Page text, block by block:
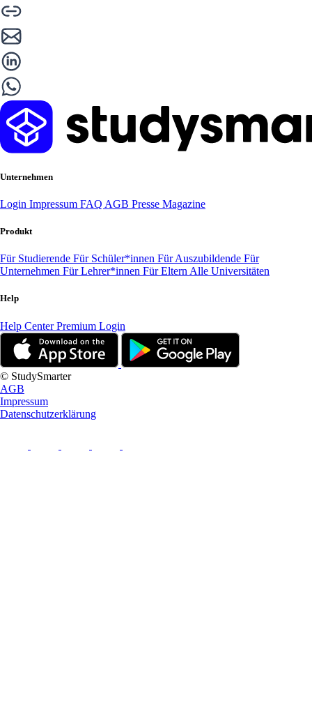
Unternehmen
Login Impressum FAQ AGB Presse Magazine
Produkt
Für Studierende Für Schüler*innen Für Auszubildende Für
Unternehmen Für Lehrer*innen Für Eltern Alle Universitäten
Help
Help CenterPremium Login
© StudySmarter
AGB
Impressum
Datenschutzerklärung